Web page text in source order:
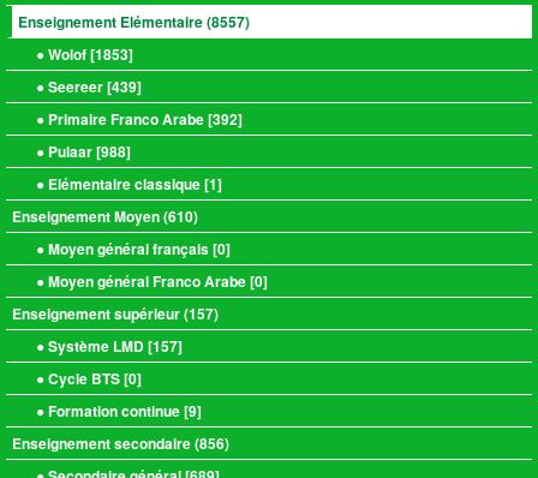
Enseignement Elémentaire (8557)
● Wolof [1853]
● Seereer [439]
● Primaire Franco Arabe [392]
● Pulaar [988]
● Elémentaire classique [1]
Enseignement Moyen (610)
● Moyen général français [0]
● Moyen général Franco Arabe [0]
Enseignement supérieur (157)
● Système LMD [157]
● Cycle BTS [0]
● Formation continue [9]
Enseignement secondaire (856)